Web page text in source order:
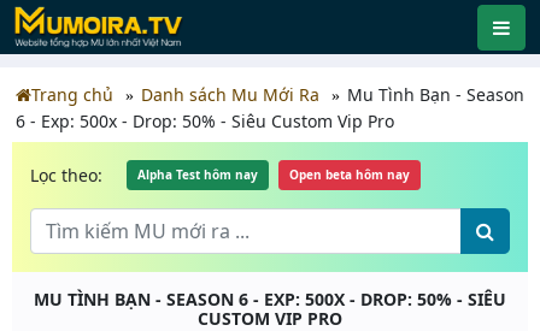
Trang chủ Danh sách Mu Mới Ra
Mu Tình Bạn - Season
6 - Exp: 500x - Drop: 50% - Siêu Custom Vip Pro
Lọc theo: Alpha Test hôm nay Open beta hôm nay
MU TÌNH BẠN - SEASON 6 - EXP: 500X - DROP: 50% - SIÊU
CUSTOM VIP PRO